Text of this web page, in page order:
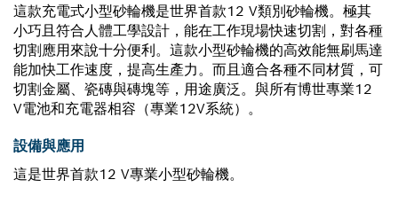
這款充電式小型砂輪機是世界首款12 V類別砂輪機。極其
小巧且符合人體工學設計，能在工作現場快速切割，對各種
切割應用來說十分便利。這款小型砂輪機的高效能無刷馬達
能加快工作速度，提高生產力。而且適合各種不同材質，可
切割金屬、瓷磚與磚塊等，用途廣泛。與所有博世專業12
V電池和充電器相容（專業12V系統）。
設備與應用
這是世界首款12 V專業小型砂輪機。